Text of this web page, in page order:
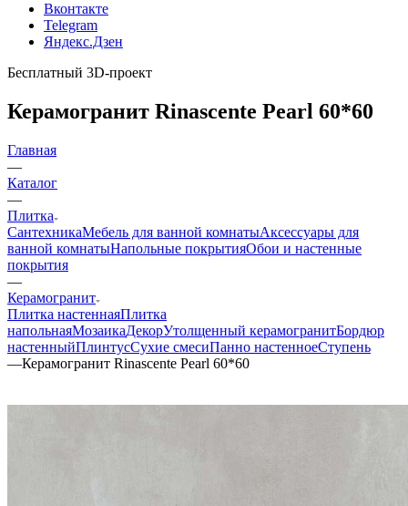
Вконтакте
Telegram
Яндекс.Дзен
Бесплатный 3D-проект
Керамогранит Rinascente Pearl 60*60
Главная
—
Каталог
—
Плитка
СантехникаМебель для ванной комнатыАксессуары для
ванной комнатыНапольные покрытияОбои и настенные
покрытия
—
Керамогранит
Плитка настеннаяПлитка
напольнаяМозаикаДекорУтолщенный керамогранитБордюр
настенныйПлинтусСухие смесиПанно настенноеСтупень
—Керамогранит Rinascente Pearl 60*60